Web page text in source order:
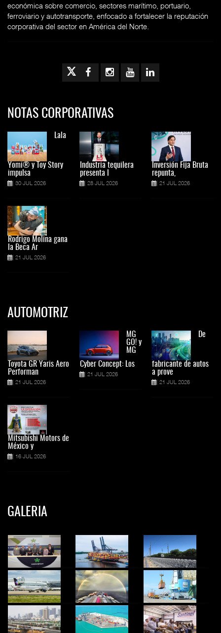
económica sobre comercio, sectores marítimo, portuario,
ferroviario y autotransporte, enfocado a fortalecer la reputación
corporativa del sector en América del Norte.
NOTAS CORPORATIVAS
Lala
Yomi® y Toy Story
impulsa
30 JUL 2026
Rodrigo Molina gana
la Beca Ar
21 JUL 2026
Industria tequilera
presenta l
28 JUL 2026
Inversión Fija Bruta
repunta,
21 JUL 2026
AUTOMOTRIZ
Toyota GR Yaris Aero
Performan
21 JUL 2026
Mitsubishi Motors de
México y
16 JUL 2026
MG
GO! y
MG
Cyber Concept: Los
21 JUL 2026
De
fabricante de autos
a prove
21 JUL 2026
GALERIA